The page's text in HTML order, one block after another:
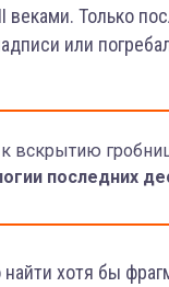
веками. Только
или
к вскрытию
последних
хотя бы